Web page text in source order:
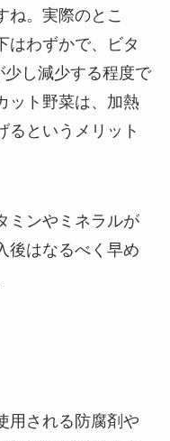
ね。実際のとこ
はわずかで、ビタ
少し減少する程度で
ット野菜は、加熱
るというメリット
ミンやミネラルが
後はなるべく早め
用される防腐剤や